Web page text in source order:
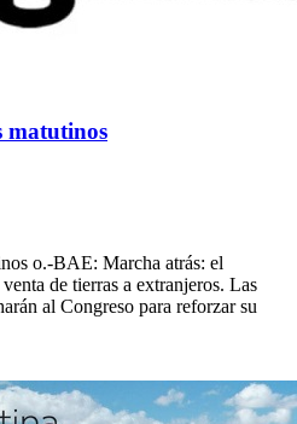
matutinos
o.-BAE: Marcha atrás: el
de tierras a extranjeros. Las
al Congreso para reforzar su